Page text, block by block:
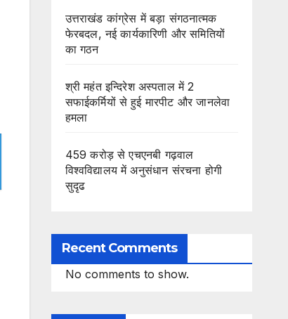
उत्तराखंड कांग्रेस में बड़ा संगठनात्मक
फेरबदल, नई कार्यकारिणी और समितियों
का गठन
श्री महंत इन्दिरेश अस्पताल में 2
सफाईकर्मियों से हुई मारपीट और जानलेवा
हमला
459 करोड़ से एचएनबी गढ़वाल
विश्वविद्यालय में अनुसंधान संरचना होगी
सुदृढ
Recent Comments
No comments to show.